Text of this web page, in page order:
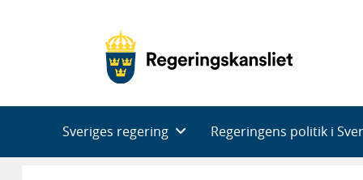
Sveriges regering Regeringens politik i